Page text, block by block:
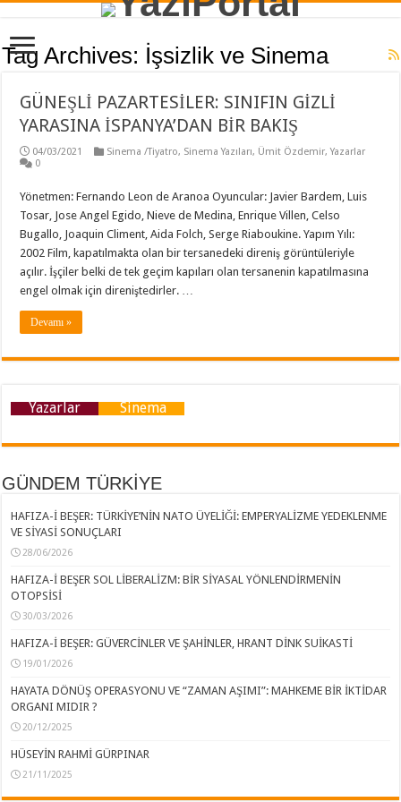
Tag Archives: İşsizlik ve Sinema
GÜNEŞLİ PAZARTESİLER: SINIFIN GİZLİ
YARASINA İSPANYA’DAN BİR BAKIŞ
04/03/2021 Sinema /Tiyatro, Sinema Yazıları, Ümit Özdemir,Yazarlar
0
Yönetmen: Fernando Leon de Aranoa Oyuncular: Javier Bardem, Luis
Tosar, Jose Angel Egido, Nieve de Medina, Enrique Villen, Celso
Bugallo, Joaquin Climent, Aida Folch, Serge Riaboukine. Yapım Yılı:
2002 Film, kapatılmakta olan bir tersanedeki direniş görüntüleriyle
açılır. İşçiler belki de tek geçim kapıları olan tersanenin kapatılmasına
engel olmak için direniştedirler. …
Devamı »
Yazarlar Sinema
GÜNDEM TÜRKİYE
HAFIZA-İ BEŞER: TÜRKİYE’NİN NATO ÜYELİĞİ: EMPERYALİZME YEDEKLENME
VE SİYASİ SONUÇLARI
28/06/2026
HAFIZA-İ BEŞER SOL LİBERALİZM: BİR SİYASAL YÖNLENDİRMENİN
OTOPSİSİ
30/03/2026
HAFIZA-İ BEŞER: GÜVERCİNLER VE ŞAHİNLER, HRANT DİNK SUİKASTİ
19/01/2026
HAYATA DÖNÜŞ OPERASYONU VE “ZAMAN AŞIMI”: MAHKEME BİR İKTİDAR
ORGANI MIDIR ?
20/12/2025
HÜSEYİN RAHMİ GÜRPINAR
21/11/2025